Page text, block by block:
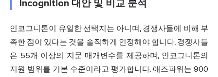
Incognition 대안 및 비교 분석
인코그니톤이 유일한 선택지는 아니며, 경쟁사들에 비해 부
족한 점이 있다는 것을 솔직하게 인정해야 합니다. 경쟁사들
은 55개 이상의 지문 매개변수를 제공하며, 인코그니톤의
지원 범위를 기본 수준이라고 평가합니다. 애즈파워는 900